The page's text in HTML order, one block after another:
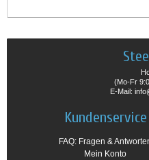
(Mo-Fr
E-Mail:
Kundenservice
FAQ: Fragen &
Mein Konto